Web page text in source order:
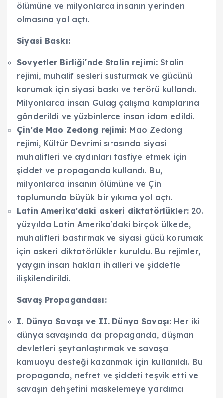
ölümüne ve milyonlarca insanın yerinden
olmasına yol açtı.
Siyasi Baskı:
Sovyetler Birliği'nde Stalin rejimi: Stalin
rejimi, muhalif sesleri susturmak ve gücünü
korumak için siyasi baskı ve terörü kullandı.
Milyonlarca insan Gulag çalışma kamplarına
gönderildi ve yüzbinlerce insan idam edildi.
Çin'de Mao Zedong rejimi: Mao Zedong
rejimi, Kültür Devrimi sırasında siyasi
muhalifleri ve aydınları tasfiye etmek için
şiddet ve propaganda kullandı. Bu,
milyonlarca insanın ölümüne ve Çin
toplumunda büyük bir yıkıma yol açtı.
Latin Amerika'daki askeri diktatörlükler:20.
yüzyılda Latin Amerika'daki birçok ülkede,
muhalifleri bastırmak ve siyasi gücü korumak
için askeri diktatörlükler kuruldu. Bu rejimler,
yaygın insan hakları ihlalleri ve şiddetle
ilişkilendirildi.
Savaş Propagandası:
I. Dünya Savaşı ve II. Dünya Savaşı: Her iki
dünya savaşında da propaganda, düşman
devletleri şeytanlaştırmak ve savaşa
kamuoyu desteği kazanmak için kullanıldı. Bu
propaganda, nefret ve şiddeti teşvik etti ve
savaşın dehşetini maskelemeye yardımcı